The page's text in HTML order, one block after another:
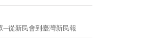
─從新民會到臺灣新民報